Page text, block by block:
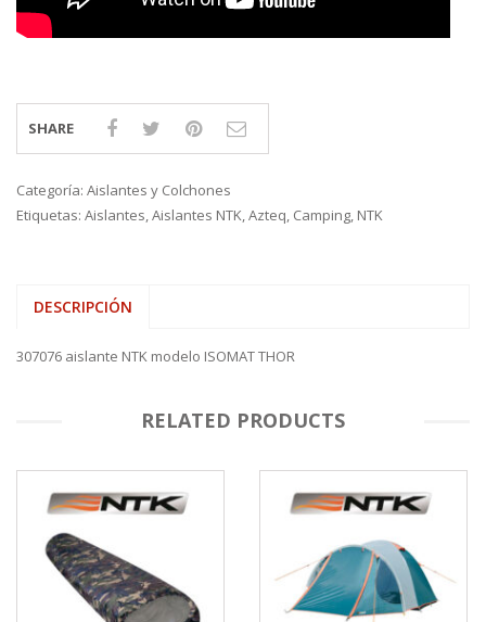
SHARE
Categoría: Aislantes y Colchones
Etiquetas: Aislantes,Aislantes NTK,Azteq, Camping, NTK
DESCRIPCIÓN
307076 aislante NTK modelo ISOMAT THOR
RELATED PRODUCTS